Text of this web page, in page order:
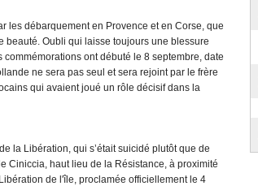
les débarquement en Provence et en Corse, que
beauté. Oubli qui laisse toujours une blessure
ont débuté le 8 septembre, date
ne sera pas seul et sera rejoint par le frère
qui avaient joué un rôle décisif dans la
la Libération, qui s’était suicidé plutôt que de
Ciniccia, haut lieu de la Résistance, à proximité
de l'île, proclamée officiellement le 4